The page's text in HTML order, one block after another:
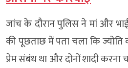
जांच के दौरान पुलिस ने मां और
की पूछताछ में पता चला कि
प्रेम संबंध था और दोनों शादी करना